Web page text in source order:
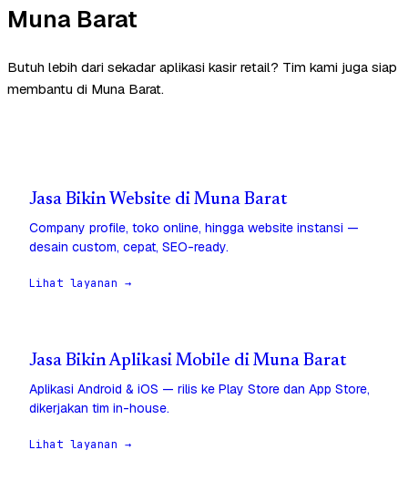
Muna Barat
Butuh lebih dari sekadar aplikasi kasir retail? Tim kami juga siap
membantu di Muna Barat.
Jasa Bikin Website di Muna Barat
Company profile, toko online, hingga website instansi —
desain custom, cepat, SEO-ready.
Lihat layanan →
Jasa Bikin Aplikasi Mobile di Muna Barat
Aplikasi Android & iOS — rilis ke Play Store dan App Store,
dikerjakan tim in-house.
Lihat layanan →